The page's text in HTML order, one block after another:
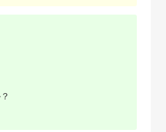
出典：ふるさとチョイ
出典：ふるな